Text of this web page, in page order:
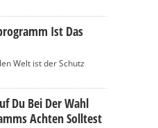
Ist Das
Welt ist der Schutz
Du Bei Der Wahl
Achten Solltest